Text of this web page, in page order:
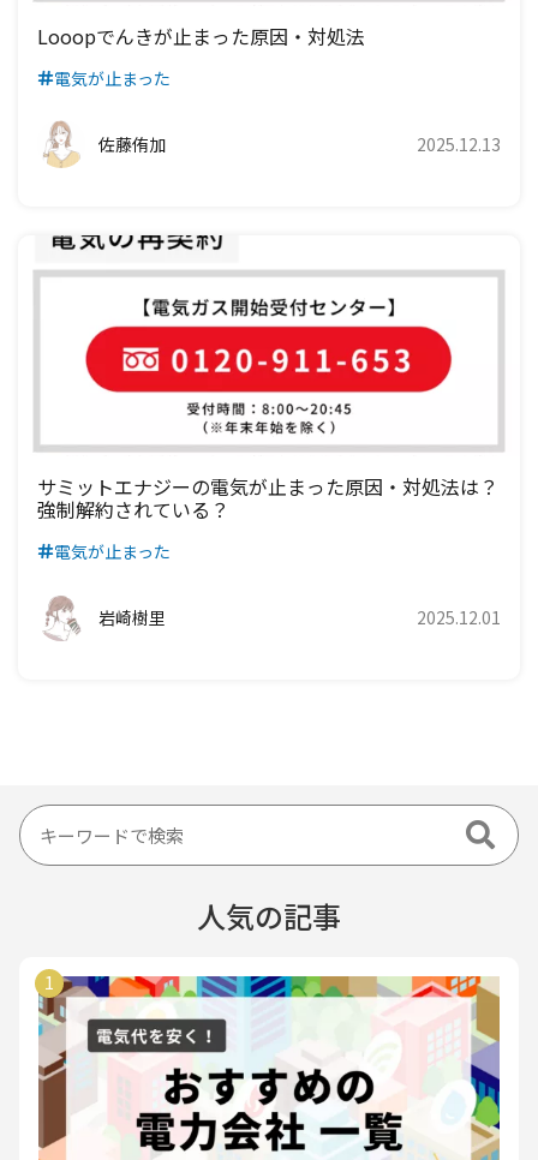
Looopでんきが止まった原因・対処法
電気が止まった
佐藤侑加 2025.12.13
サミットエナジーの電気が止まった原因・対処法は？
強制解約されている？
電気が止まった
岩崎樹里 2025.12.01
人気の記事